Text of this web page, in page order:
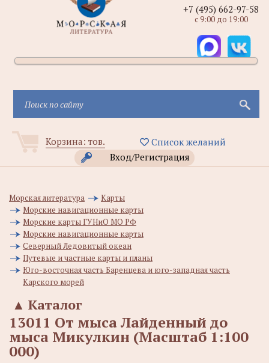
Корзина: тов.
Список желаний
Вход/Регистрация
+7 (495) 662-97-58
с 9:00 до 19:00
Морская литература
Карты
Морские навигационные карты
Морские карты ГУНиО МО РФ
Морские навигационные карты
Северный Ледовитый океан
Путевые и частные карты и планы
Юго-восточная часть Баренцева и юго-западная часть
Карского морей
Каталог
▲
13011 От мыса Лайденный до
мыса Микулкин (Масштаб 1:100
000)